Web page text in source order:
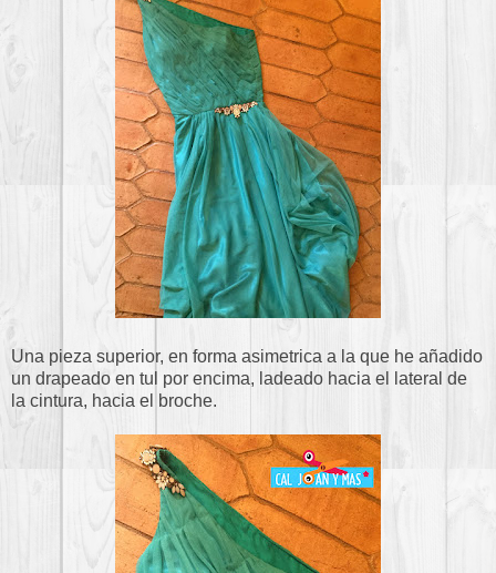
Una pieza superior, en forma asimetrica a la que he añadido
un drapeado en tul por encima, ladeado hacia el lateral de
la cintura, hacia el broche.